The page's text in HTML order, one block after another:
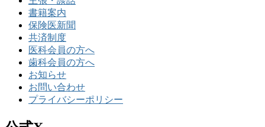
書籍案内
保険医新聞
共済制度
医科会員の方へ
歯科会員の方へ
お知らせ
お問い合わせ
プライバシーポリシー